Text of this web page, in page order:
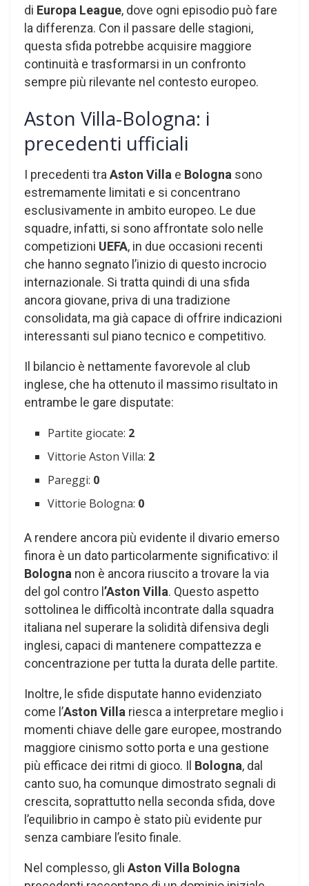
di Europa League, dove ogni episodio può fare
la differenza. Con il passare delle stagioni,
questa sfida potrebbe acquisire maggiore
continuità e trasformarsi in un confronto
sempre più rilevante nel contesto europeo.
Aston Villa-Bologna: i
precedenti ufficiali
I precedenti tra Aston Villa e Bologna sono
estremamente limitati e si concentrano
esclusivamente in ambito europeo. Le due
squadre, infatti, si sono affrontate solo nelle
competizioni UEFA, in due occasioni recenti
che hanno segnato l’inizio di questo incrocio
internazionale. Si tratta quindi di una sfida
ancora giovane, priva di una tradizione
consolidata, ma già capace di offrire indicazioni
interessanti sul piano tecnico e competitivo.
Il bilancio è nettamente favorevole al club
inglese, che ha ottenuto il massimo risultato in
entrambe le gare disputate:
Partite giocate: 2
Vittorie Aston Villa: 2
Pareggi: 0
Vittorie Bologna: 0
A rendere ancora più evidente il divario emerso
finora è un dato particolarmente significativo: il
Bologna non è ancora riuscito a trovare la via
del gol contro l ’Aston Villa. Questo aspetto
sottolinea le difficoltà incontrate dalla squadra
italiana nel superare la solidità difensiva degli
inglesi, capaci di mantenere compattezza e
concentrazione per tutta la durata delle partite.
Inoltre, le sfide disputate hanno evidenziato
come l’Aston Villa riesca a interpretare meglio i
momenti chiave delle gare europee, mostrando
maggiore cinismo sotto porta e una gestione
più efficace dei ritmi di gioco. Il Bologna, dal
canto suo, ha comunque dimostrato segnali di
crescita, soprattutto nella seconda sfida, dove
l’equilibrio in campo è stato più evidente pur
senza cambiare l’esito finale.
Nel complesso, gli Aston Villa Bologna